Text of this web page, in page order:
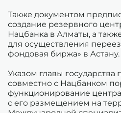
Также документом
создание резервного
Нацбанка в Алматы, а
для осуществления
фондовая биржа» в Астану.
Указом главы государства
совместно с Нацбанком
функционирование центра
с его размещением на